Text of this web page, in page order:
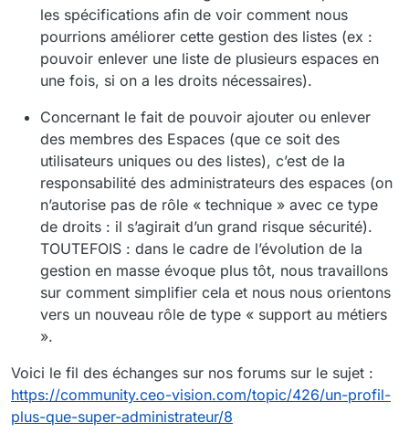
les spécifications afin de voir comment nous
pourrions améliorer cette gestion des listes (ex :
pouvoir enlever une liste de plusieurs espaces en
une fois, si on a les droits nécessaires).
Concernant le fait de pouvoir ajouter ou enlever
des membres des Espaces (que ce soit des
utilisateurs uniques ou des listes), c’est de la
responsabilité des administrateurs des espaces (on
n’autorise pas de rôle « technique » avec ce type
de droits : il s’agirait d’un grand risque sécurité).
TOUTEFOIS : dans le cadre de l’évolution de la
gestion en masse évoque plus tôt, nous travaillons
sur comment simplifier cela et nous nous orientons
vers un nouveau rôle de type « support au métiers
».
Voici le fil des échanges sur nos forums sur le sujet :
https://community.ceo-vision.com/topic/426/un-profil-
plus-que-super-administrateur/8